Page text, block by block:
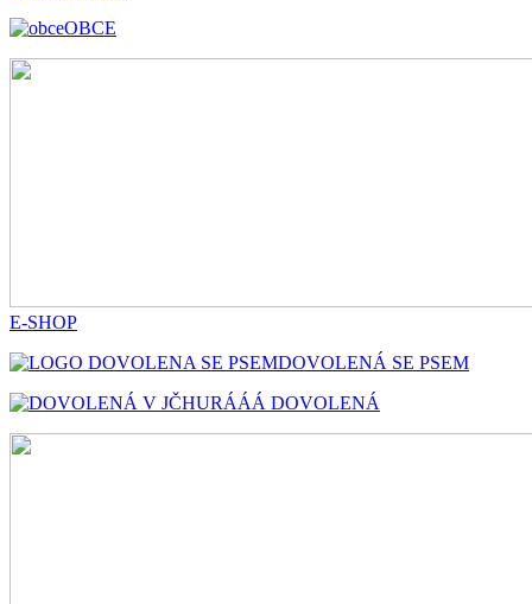
OBCE
E-SHOP
DOVOLENÁ SE PSEM
HURÁÁÁ DOVOLENÁ